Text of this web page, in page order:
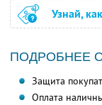
Узнай,
ПОДРОБНЕЕ
Защита
Оплата